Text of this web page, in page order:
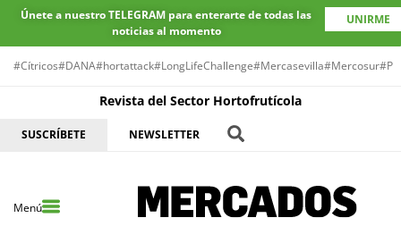
Únete a nuestro TELEGRAM para enterarte de todas las
noticias al momento
UNIRME
#Cítricos#DANA#hortattack#LongLifeChallenge#Mercasevilla#Mercosur
Revista del Sector Hortofrutícola
SUSCRÍBETE NEWSLETTER
Menú